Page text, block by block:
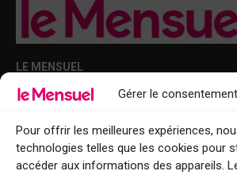
Gérer le consentement
Pour offrir les meilleures expériences,
technologies telles que les cookies pour
accéder aux informations des appareils.
LE MENSUEL
Points de diffusion Var et Alpes-Maritimes : oû
Le Mensuel en PDF : consultez le magazine en
Qui sommes-nous ?